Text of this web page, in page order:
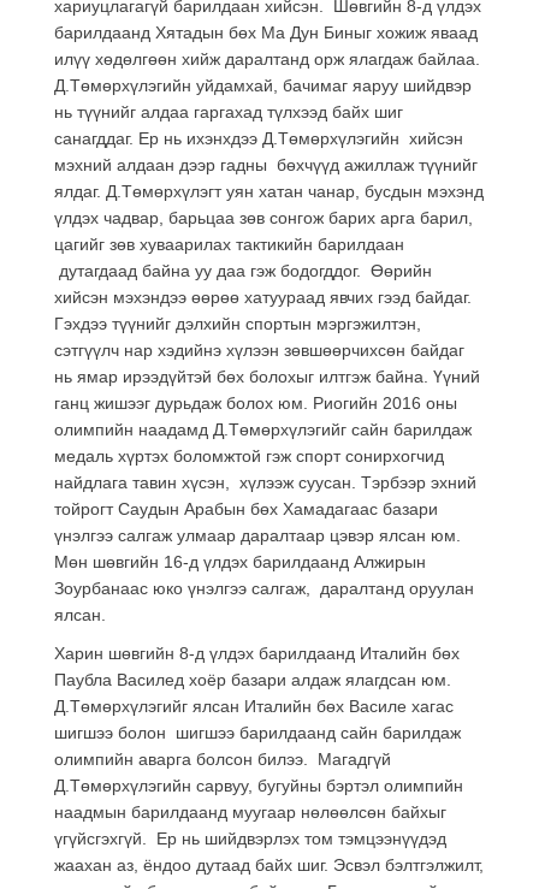
хариуцлагагүй барилдаан хийсэн. Шөвгийн 8-д үлдэх
барилдаанд Хятадын бөх Ма Дун Биныг хожиж яваад
илүү хөдөлгөөн хийж даралтанд орж ялагдаж байлаа.
Д.Төмөрхүлэгийн уйдамхай, бачимаг яаруу шийдвэр
нь түүнийг алдаа гаргахад түлхээд байх шиг
санагддаг. Ер нь ихэнхдээ Д.Төмөрхүлэгийн хийсэн
мэхний алдаан дээр гадны бөхчүүд ажиллаж түүнийг
ялдаг. Д.Төмөрхүлэгт уян хатан чанар, бусдын мэхэнд
үлдэх чадвар, барьцаа зөв сонгож барих арга барил,
цагийг зөв хуваарилах тактикийн барилдаан
дутагдаад байна уу даа гэж бодогддог. Өөрийн
хийсэн мэхэндээ өөрөө хатуураад явчих гээд байдаг.
Гэхдээ түүнийг дэлхийн спортын мэргэжилтэн,
сэтгүүлч нар хэдийнэ хүлээн зөвшөөрчихсөн байдаг
нь ямар ирээдүйтэй бөх болохыг илтгэж байна. Үүний
ганц жишээг дурьдаж болох юм. Риогийн 2016 оны
олимпийн наадамд Д.Төмөрхүлэгийг сайн барилдаж
медаль хүртэх боломжтой гэж спорт сонирхогчид
найдлага тавин хүсэн, хүлээж суусан. Тэрбээр эхний
тойрогт Саудын Арабын бөх Хамадагаас базари
үнэлгээ салгаж улмаар даралтаар цэвэр ялсан юм.
Мөн шөвгийн 16-д үлдэх барилдаанд Алжирын
Зоурбанаас юко үнэлгээ салгаж, даралтанд оруулан
ялсан.
Харин шөвгийн 8-д үлдэх барилдаанд Италийн бөх
Паубла Василед хоёр базари алдаж ялагдсан юм.
Д.Төмөрхүлэгийг ялсан Италийн бөх Василе хагас
шигшээ болон шигшээ барилдаанд сайн барилдаж
олимпийн аварга болсон билээ. Магадгүй
Д.Төмөрхүлэгийн сарвуу, бугуйны бэртэл олимпийн
наадмын барилдаанд муугаар нөлөөлсөн байхыг
үгүйсгэхгүй. Ер нь шийдвэрлэх том тэмцээнүүдэд
жаахан аз, ёндоо дутаад байх шиг. Эсвэл бэлтгэлжилт,